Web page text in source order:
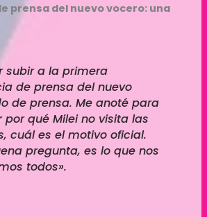
prensa del nuevo vocero: una
subir a la primera
de prensa del nuevo
de prensa. Me anoté para
por qué Milei no visita las
cuál es el motivo oficial.
pregunta, es lo que nos
todos».